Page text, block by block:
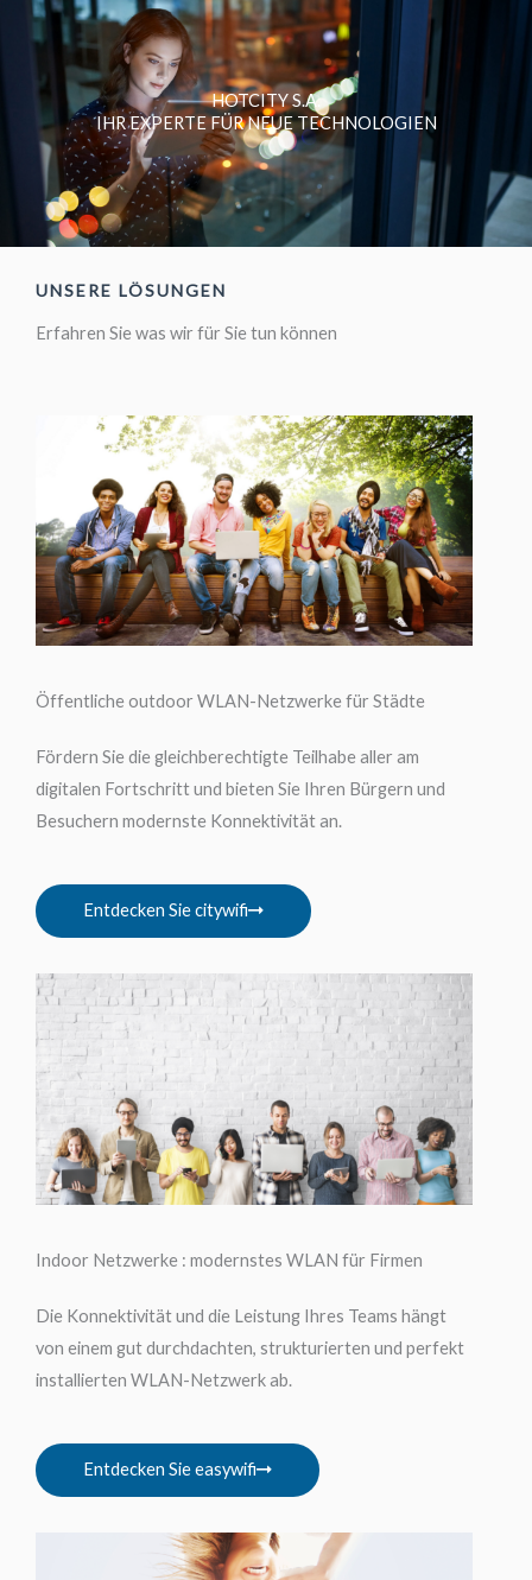
Inhalt
HOTCITY S.A.
IHR EXPERTE FÜR NEUE TECHNOLOGIEN
UNSERE LÖSUNGEN
Erfahren Sie was wir für Sie tun können
Öffentliche outdoor WLAN-Netzwerke für Städte
Fördern Sie die gleichberechtigte Teilhabe aller am
digitalen Fortschritt und bieten Sie Ihren Bürgern und
Besuchern modernste Konnektivität an.
Entdecken Sie citywifi
Indoor Netzwerke : modernstes WLAN für Firmen
Die Konnektivität und die Leistung Ihres Teams hängt
von einem gut durchdachten, strukturierten und perfekt
installierten WLAN-Netzwerk ab.
Entdecken Sie easywifi
Sprache
auswählen